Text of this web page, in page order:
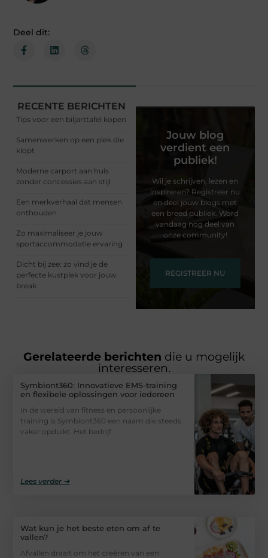
Deel dit:
RECENTE BERICHTEN
Tips voor een biljarttafel kopen
Samenwerken op een plek die
klopt
Moderne carport aan huis
zonder concessies aan stijl
Een merkverhaal dat mensen
onthouden
Zo maximaliseer je jouw
sportaccommodatie ervaring
Dicht bij zee: zo vind je de
perfecte kustplek voor jouw
break
Jouw blog
verdient een
publiek!
Wil je schrijven, lezen en
inspireren? Registreer nu
en deel jouw blogs met
een breed publiek. Word
vandaag nog deel van
onze community!
REGISTREER NU
Gerelateerde berichten die u mogelijk
interesseren.
Symbiont360: Innovatieve EMS-training
en flexibele oplossingen voor iedereen
In de wereld van fitness en persoonlijke
training is Symbiont360 een naam die steeds
vaker opduikt. Het bedrijf
Lees verder ➜
Wat kun je het beste eten om af te
vallen?
Afvallen draait om het creëren van een